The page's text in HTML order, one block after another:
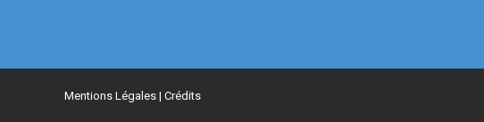
Mentions Légales | Crédits